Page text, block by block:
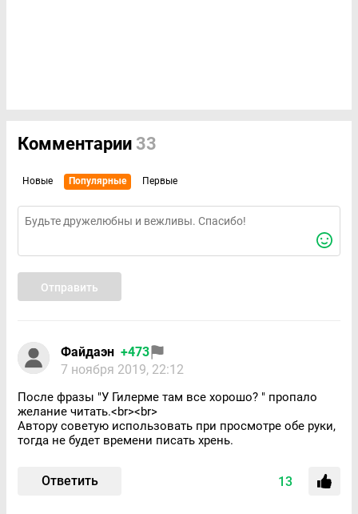
Комментарии 33
Новые Популярные Первые
Отправить
Файдаэн +473
7 ноября 2019, 22:12
После фразы "У Гилерме там все хорошо? " пропало
желание читать.<br><br>
Автору советую использовать при просмотре обе руки,
тогда не будет времени писать хрень.
Ответить 13